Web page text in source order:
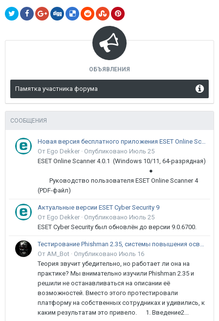
ОБЪЯВЛЕНИЯ
Памятка участника форума
СООБЩЕНИЯ
Новая версия бесплатного приложения ESET Online Scanner доступна пользователям
От Ego Dekker · Опубликовано Июль 25
ESET Online Scanner 4.0.1 (Windows 10/11, 64-разрядная)
●
Руководство пользователя ESET Online Scanner 4
(PDF-файл)
Актуальные версии ESET Cyber Security 9
От Ego Dekker · Опубликовано Июль 25
ESET Cyber Security был обновлён до версии 9.0.6700.
Тестирование Phishman 2.35, системы повышения осведомлённости пользователей в сфере ИБ
От AM_Bot · Опубликовано Июль 16
Теория звучит убедительно, но работает ли она на
практике? Мы внимательно изучили Phishman 2.35 и
решили не останавливаться на описании её
возможностей. Вместо этого протестировали
платформу на собственных сотрудниках и удивились, к
каким результатам это привело. 1. Введение2...